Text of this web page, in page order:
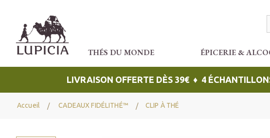
THÉS DU MONDE ÉPICERIE &
LIVRAISON OFFERTE DÈS 39€ ♦ 4
Accueil CADEAUX FIDÉLITHÉ™ CLIP À THÉ